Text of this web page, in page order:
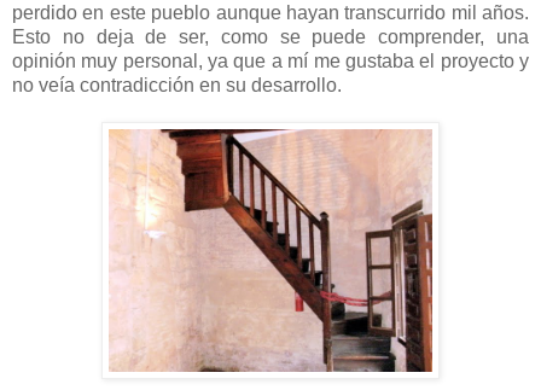
perdido en este pueblo aunque hayan transcurrido mil años.
Esto no deja de ser, como se puede comprender, una
opinión muy personal, ya que a mí me gustaba el proyecto y
no veía contradicción en su desarrollo.